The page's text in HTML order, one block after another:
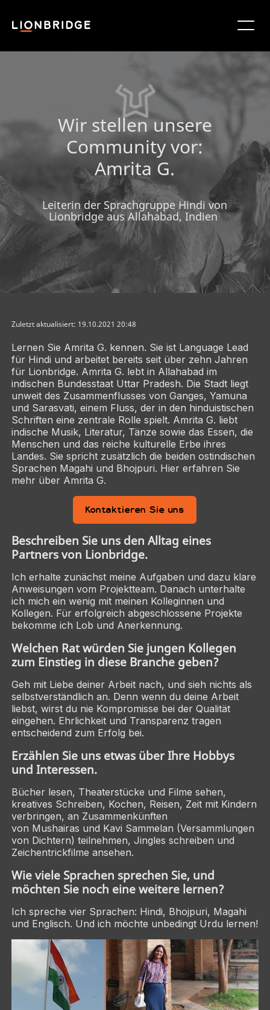
Wir stellen unsere
Community vor:
Amrita G.
Leiterin der Sprachgruppe Hindi von
Lionbridge aus Allahabad, Indien
Zuletzt aktualisiert: 19.10.2021 20:48
Lernen Sie Amrita G. kennen. Sie ist Language Lead
für Hindi und arbeitet bereits seit über zehn Jahren
für Lionbridge. Amrita G. lebt in Allahabad im
indischen Bundesstaat Uttar Pradesh. Die Stadt liegt
unweit des Zusammenflusses von Ganges, Yamuna
und Sarasvati, einem Fluss, der in den hinduistischen
Schriften eine zentrale Rolle spielt. Amrita G. liebt
indische Musik, Literatur, Tänze sowie das Essen, die
Menschen und das reiche kulturelle Erbe ihres
Landes. Sie spricht zusätzlich die beiden ostindischen
Sprachen Magahi und Bhojpuri. Hier erfahren Sie
mehr über Amrita G.
Kontaktieren Sie uns
Beschreiben Sie uns den Alltag eines
Partners von Lionbridge.
Ich erhalte zunächst meine Aufgaben und dazu klare
Anweisungen vom Projektteam. Danach unterhalte
ich mich ein wenig mit meinen Kolleginnen und
Kollegen. Für erfolgreich abgeschlossene Projekte
bekomme ich Lob und Anerkennung.
Welchen Rat würden Sie jungen Kollegen
zum Einstieg in diese Branche geben?
Geh mit Liebe deiner Arbeit nach, und sieh nichts als
selbstverständlich an. Denn wenn du deine Arbeit
liebst, wirst du nie Kompromisse bei der Qualität
eingehen. Ehrlichkeit und Transparenz tragen
entscheidend zum Erfolg bei.
Erzählen Sie uns etwas über Ihre Hobbys
und Interessen.
Bücher lesen, Theaterstücke und Filme sehen,
kreatives Schreiben, Kochen, Reisen, Zeit mit Kindern
verbringen, an Zusammenkünften
von Mushairas und Kavi Sammelan (Versammlungen
von Dichtern) teilnehmen, Jingles schreiben und
Zeichentrickfilme ansehen.
Wie viele Sprachen sprechen Sie, und
möchten Sie noch eine weitere lernen?
Ich spreche vier Sprachen: Hindi, Bhojpuri, Magahi
und Englisch. Und ich möchte unbedingt Urdu lernen!